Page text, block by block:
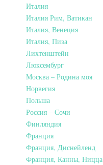
Италия
Италия Рим, Ватикан
Италия, Венеция
Италия, Пиза
Лихтенштейн
Люксембург
Москва – Родина моя
Норвегия
Польша
Россия – Сочи
Финляндия
Франция
Франция, Диснейленд
Франция, Канны, Ницца